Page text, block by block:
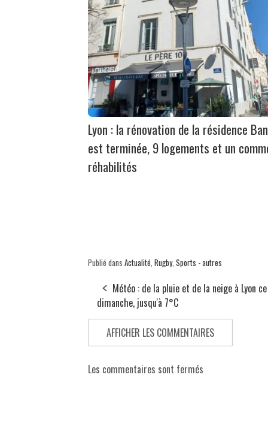
Lyon : la rénovation de la résidence
est terminée, 9 logements et un
réhabilités
Publié dans Actualité Rugby, Sports - autres
Météo : de la pluie et de la neige à Lyon ce
dimanche, jusqu'à 7°C
AFFICHER LES COMMENTAIRES
Les commentaires sont fermés